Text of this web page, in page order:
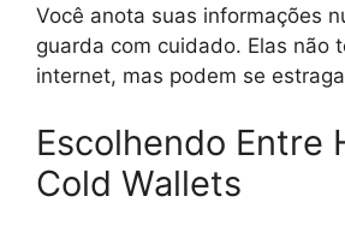
Você anota suas informações
guarda com cuidado. Elas não
internet, mas podem se
Escolhendo Entre
Cold Wallets